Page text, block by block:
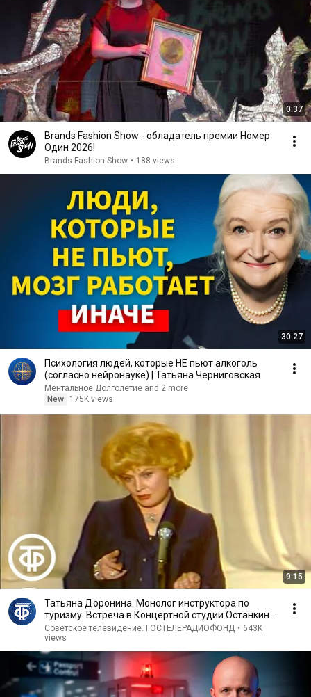
0:37
Brands Fashion Show - обладатель премии Номер
Один 2026!
Brands Fashion Show • 188 views
30:27
Психология людей, которые НЕ пьют алкоголь
(согласно нейронауке) | Татьяна Черниговская
Ментальное Долголетие and 2 more
New
175K views
9:15
Татьяна Доронина. Монолог инструктора по
туризму. Встреча в Концертной студии Останкино
(1982)
Советское телевидение. ГОСТЕЛЕРАДИОФОНД • 643K
views